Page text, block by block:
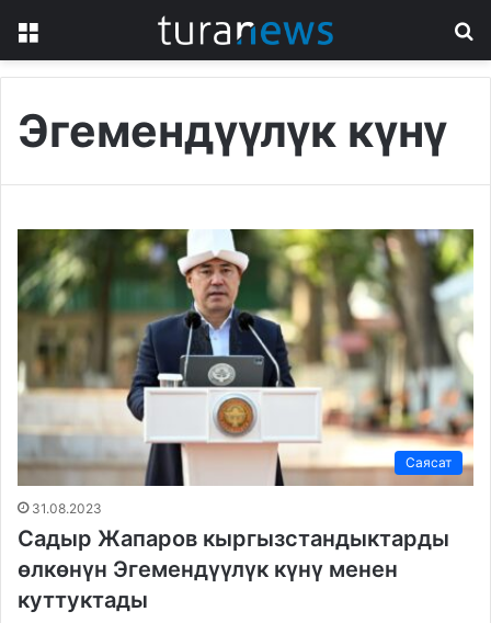
Эгемендүүлүк күнү
Саясат
31.08.2023
Садыр Жапаров кыргызстандыктарды
өлкөнүн Эгемендүүлүк күнү менен
куттуктады